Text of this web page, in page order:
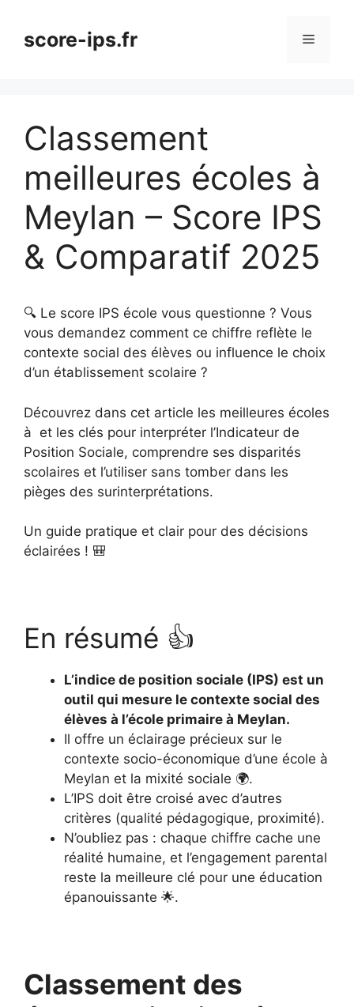
contenuscore-ips.fr Menu
Classement
meilleures écoles à
Meylan – Score IPS
& Comparatif 2025
🔍 Le score IPS école vous questionne ? Vous
vous demandez comment ce chiffre reflète le
contexte social des élèves ou influence le choix
d’un établissement scolaire ?
Découvrez dans cet article les meilleures écoles
à et les clés pour interpréter l’Indicateur de
Position Sociale, comprendre ses disparités
scolaires et l’utiliser sans tomber dans les
pièges des surinterprétations.
Un guide pratique et clair pour des décisions
éclairées ! 🎒
En résumé 👍
L’indice de position sociale (IPS) est un
outil qui mesure le contexte social des
élèves à l’école primaire à Meylan.
Il offre un éclairage précieux sur le
contexte socio-économique d’une école à
Meylan et la mixité sociale 🌍.
L’IPS doit être croisé avec d’autres
critères (qualité pédagogique, proximité).
N’oubliez pas : chaque chiffre cache une
réalité humaine, et l’engagement parental
reste la meilleure clé pour une éducation
épanouissante 🌟.
Classement des